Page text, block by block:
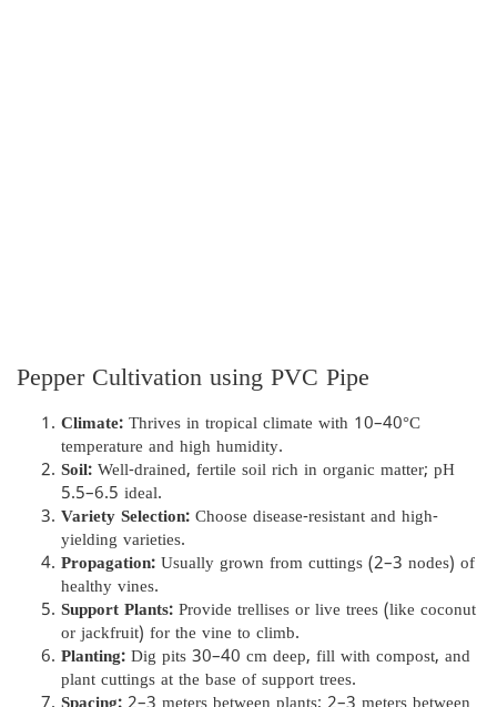
Pepper Cultivation using PVC Pipe
Climate: Thrives in tropical climate with 10–40°C
temperature and high humidity.
Soil: Well-drained, fertile soil rich in organic matter; pH
5.5–6.5 ideal.
Variety Selection: Choose disease-resistant and high-
yielding varieties.
Propagation: Usually grown from cuttings (2–3 nodes) of
healthy vines.
Support Plants: Provide trellises or live trees (like coconut
or jackfruit) for the vine to climb.
Planting: Dig pits 30–40 cm deep, fill with compost, and
plant cuttings at the base of support trees.